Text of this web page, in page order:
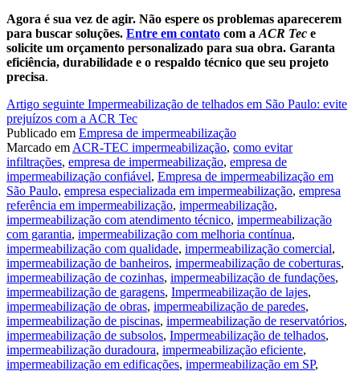
Agora é sua vez de agir. Não espere os problemas aparecerem
para buscar soluções. Entre em contato com a ACR Tec e
solicite um orçamento personalizado para sua obra. Garanta
eficiência, durabilidade e o respaldo técnico que seu projeto
precisa.
Continue
lendo
Artigo seguinte Impermeabilização de telhados em São Paulo: evite
prejuízos com a ACR Tec
Publicado em Empresa de impermeabilização
Marcado em ACR-TEC impermeabilização, como evitar
infiltrações, empresa de impermeabilização, empresa de
impermeabilização confiável, Empresa de impermeabilização em
São Paulo, empresa especializada em impermeabilização, empresa
referência em impermeabilização, impermeabilização,
impermeabilização com atendimento técnico, impermeabilização
com garantia, impermeabilização com melhoria contínua,
impermeabilização com qualidade, impermeabilização comercial,
impermeabilização de banheiros, impermeabilização de coberturas,
impermeabilização de cozinhas, impermeabilização de fundações,
impermeabilização de garagens, Impermeabilização de lajes,
impermeabilização de obras, impermeabilização de paredes,
impermeabilização de piscinas, impermeabilização de reservatórios,
impermeabilização de subsolos, Impermeabilização de telhados,
impermeabilização duradoura, impermeabilização eficiente,
impermeabilização em edificações, impermeabilização em SP,